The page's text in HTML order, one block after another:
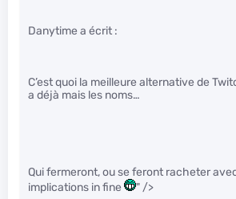
Danytime a écrit :
C’est quoi la meilleure alternative de
a déjà mais les noms…
Qui fermeront, ou se feront racheter
implications in fine
" />